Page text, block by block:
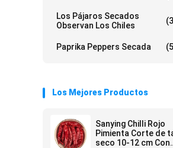
Los Pájaros Secados
Observan Los Chiles
Paprika Peppers Secada
Los Mejores Productos
Sanying Chilli Rojo
Pimienta Corte de
seco 10-12 cm Con